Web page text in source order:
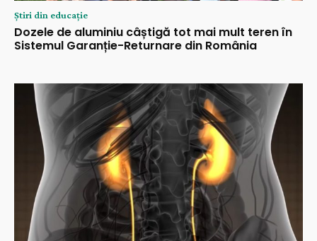
Știri din educație
Dozele de aluminiu câștigă tot mai mult teren în
Sistemul Garanție-Returnare din România